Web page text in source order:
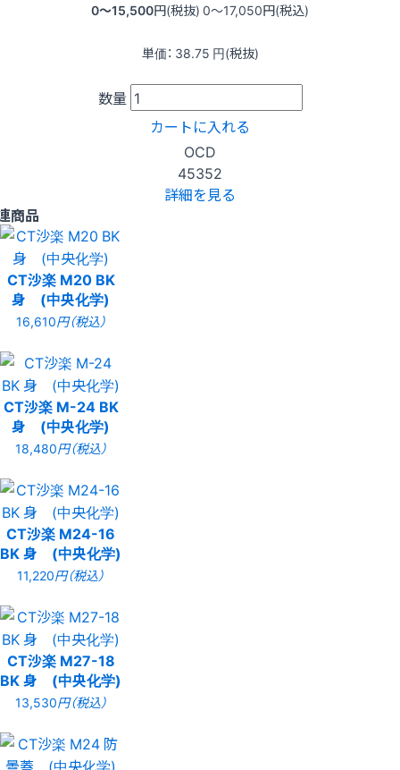
0〜15,500円(税抜) 0〜17,050円(税込)
単価： 38.75 円(税抜)
数量
カートに入れる
OCD
45352
詳細を見る
商品
CT沙楽 M20 BK
身 (中央化学)
16,610円（税込）
CT沙楽 M-24 BK
身 (中央化学)
18,480円（税込）
CT沙楽 M24-16
BK 身 (中央化学)
11,220円（税込）
CT沙楽 M27-18
BK 身 (中央化学)
13,530円（税込）